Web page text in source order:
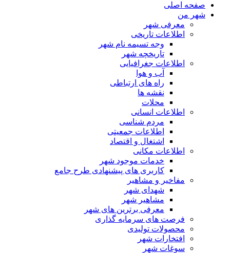
صفحه اصلی
شهر من
معرفی شهر
اطلاعات تاریخی
وجه تسیمه نام شهر
تاریخچه شهر
اطلاعات جغرافیایی
آب و هوا
راه های ارتباطی
نقشه ها
محلات
اطلاعات انسانی
مردم شناسی
اطلاعات جمعیتی
اشتغال و اقتصاد
اطلاعات مکانی
خدمات موجود شهر
کاربری های پیشنهادی طرح جامع
مفاخیر و مشاهیر
شهدای شهر
مشاهیر شهر
معرفی برترین های شهر
فرصت های سرمایه گذاری
محصولات تولیدی
افتخارات شهر
سوغات شهر